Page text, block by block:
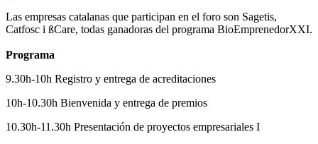
Las empresas catalanas que participan en el foro son Sagetis,
Catfosc i ßCare, todas ganadoras del programa BioEmprenedorXXI.
Programa
9.30h-10h Registro y entrega de acreditaciones
10h-10.30h Bienvenida y entrega de premios
10.30h-11.30h Presentación de proyectos empresariales I